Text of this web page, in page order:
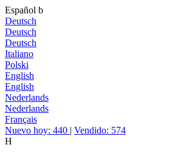
Español b
Deutsch
Deutsch
Deutsch
Italiano
Polski
English
English
Nederlands
Nederlands
Français
Nuevo hoy: 440 | Vendido: 574
H